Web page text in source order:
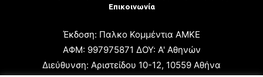
Επικοινωνία
Έκδοση: Παλκο Κομμέντια ΑΜΚΕ
ΑΦΜ: 997975871 ΔΟΥ: Α' Αθηνών
Διεύθυνση: Αριστείδου 10-12, 10559 Αθήνα